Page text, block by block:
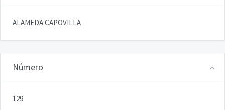
ALAMEDA CAPOVILLA
Número
129